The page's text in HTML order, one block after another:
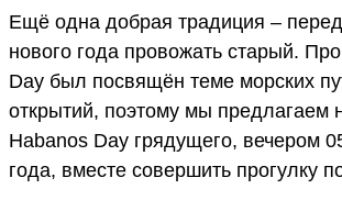
Ещё одна добрая традиция – перед
нового года провожать старый.
Day был посвящён теме морских
открытий, поэтому мы предлагаем
Habanos Day грядущего, вечером
года, вместе совершить прогулку